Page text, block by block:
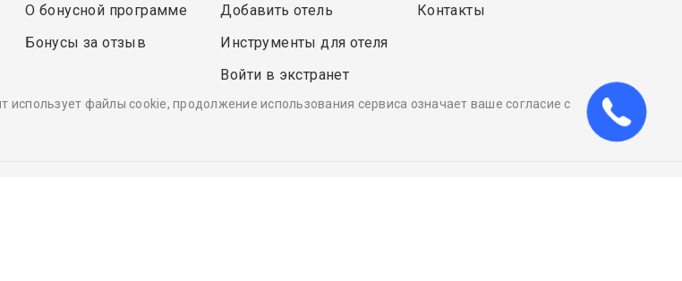
О бонусной программе
Бонусы за отзыв
Добавить отель
Инструменты для отеля
Войти в экстранет
Контакты
использует файлы cookie, продолжение использования сервиса означает ваше согласие с